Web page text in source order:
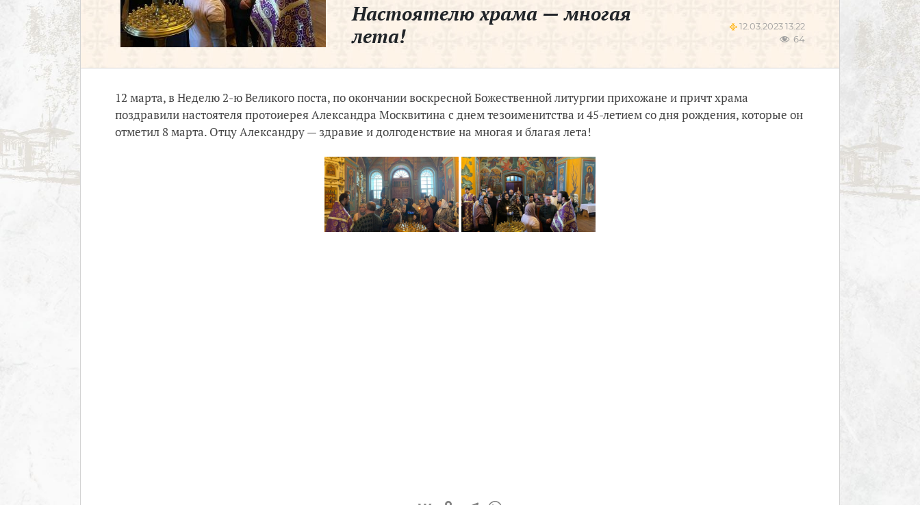
Настоятелю храма — многая
лета!
12.03.2023 13:22
64
12 марта, в Неделю 2-ю Великого поста, по окончании воскресной Божественной литургии прихожане и причт храма
поздравили настоятеля протоиерея Александра Москвитина с днем тезоименитства и 45-летием со дня рождения, которые он
отметил 8 марта. Отцу Александру — здравие и долгоденствие на многая и благая лета!